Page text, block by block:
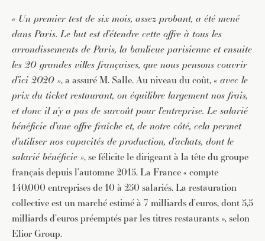
« Un premier test de six mois, assez probant, a été mené
dans Paris. Le but est d’étendre cette offre à tous les
arrondissements de Paris, la banlieue parisienne et ensuite
les 20 grandes villes françaises, que nous pensons couvrir
d’ici 2020 », a assuré M. Salle. Au niveau du coût, « avec le
prix du ticket restaurant, on équilibre largement nos frais,
et donc il n’y a pas de surcoût pour l’entreprise. Le salarié
bénéficie d’une offre fraîche et, de notre côté, cela permet
d’utiliser nos capacités de production, d’achats, dont le
salarié bénéficie », se félicite le dirigeant à la tête du groupe
français depuis l’automne 2015. La France « compte
140.000 entreprises de 10 à 250 salariés. La restauration
collective est un marché estimé à 7 milliards d’euros, dont 5,5
milliards d’euros préemptés par les titres restaurants », selon
Elior Group.